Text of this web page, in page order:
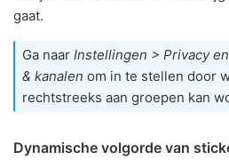
gaat.
Ga naar Instellingen > Privacy
& kanalen om in te stellen door
rechtstreeks aan groepen kan
Dynamische volgorde van